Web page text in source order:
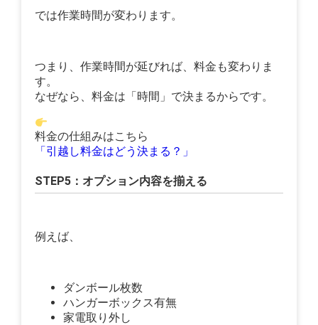
では作業時間が変わります。
つまり、作業時間が延びれば、料金も変わりま
す。
なぜなら、料金は「時間」で決まるからです。
料金の仕組みはこちら
「引越し料金はどう決まる？」
STEP5：オプション内容を揃える
例えば、
ダンボール枚数
ハンガーボックス有無
家電取り外し